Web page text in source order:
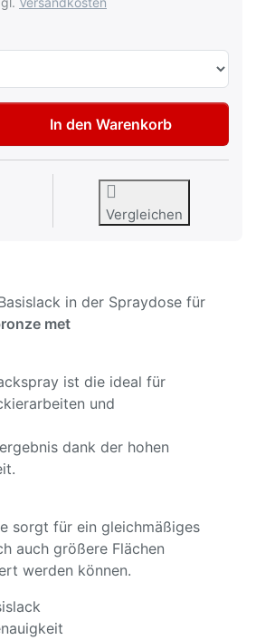
Spraydose für BMW A53
In den Warenkorb
Vergleichen
in der Spraydose für
met
ist die ideal für
und
dank der hohen
sorgt für ein gleichmäßiges
auch größere Flächen
werden können.